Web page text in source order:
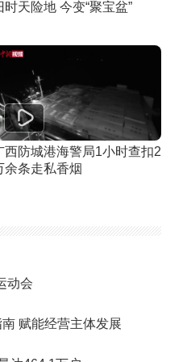
时天险地 今变“聚宝盆”
西防城港海警局1小时查扣2
余条走私香烟
动会
南 赋能经营主体发展